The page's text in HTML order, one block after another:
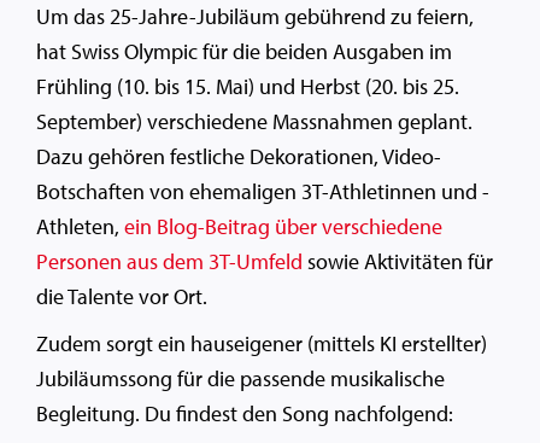
Um das 25-Jahre-Jubiläum gebührend zu feiern,
hat Swiss Olympic für die beiden Ausgaben im
Frühling (10. bis 15. Mai) und Herbst (20. bis 25.
September) verschiedene Massnahmen geplant.
Dazu gehören festliche Dekorationen, Video-
Botschaften von ehemaligen 3T-Athletinnen und -
Athleten, ein Blog-Beitrag über verschiedene
Personen aus dem 3T-Umfeld sowie Aktivitäten für
die Talente vor Ort.
Zudem sorgt ein hauseigener (mittels KI erstellter)
Jubiläumssong für die passende musikalische
Begleitung. Du findest den Song nachfolgend: